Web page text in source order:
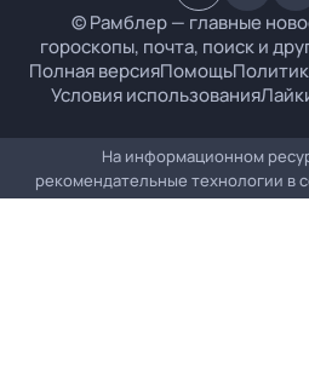
© Рамблер — главные
гороскопы, почта, поиск и
Полная версияПомощь
Условия использования
На информационном
рекомендательные технологии в